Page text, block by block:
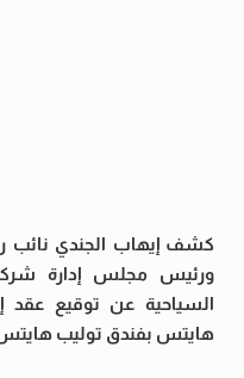
كشف إيهاب الجندي نائب
السياحية عن توقيع عقد
هايتس بفندق توليب